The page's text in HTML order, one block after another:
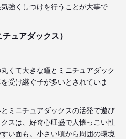
強くしつけを行うことが大事で
ュアダックス）
くて大きな瞳とミニチュアダック
受け継ぐ子が多いとされていま
ミニチュアダックスの活発で遊び
スは、好奇心旺盛で人懐っこい性
い面も。小さい頃から周囲の環境